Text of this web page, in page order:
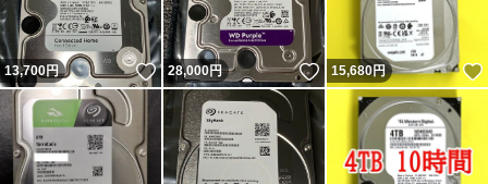
13,700円 いいね！
28,000円 いいね！
15,680円